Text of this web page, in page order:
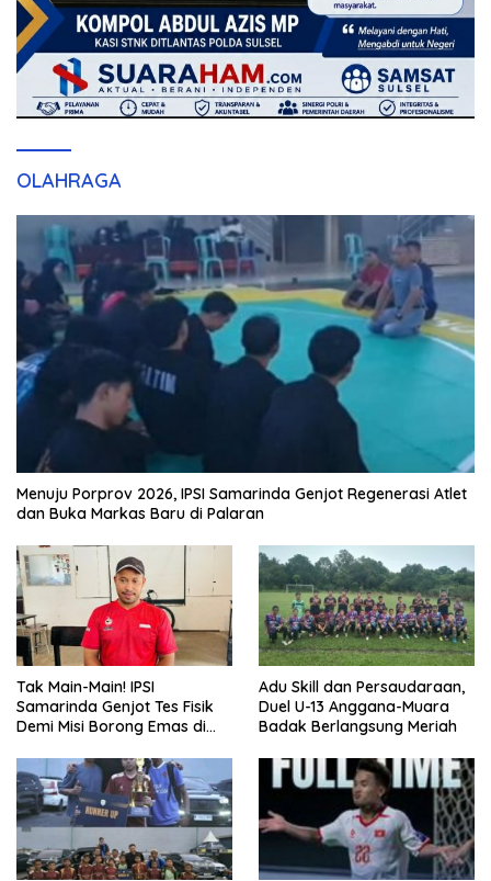
OLAHRAGA
Menuju Porprov 2026, IPSI Samarinda Genjot Regenerasi Atlet
dan Buka Markas Baru di Palaran
Tak Main-Main! IPSI
Samarinda Genjot Tes Fisik
Demi Misi Borong Emas di
Adu Skill dan Persaudaraan,
Duel U-13 Anggana-Muara
Badak Berlangsung Meriah